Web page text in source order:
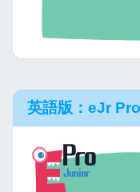
英語版：eJr